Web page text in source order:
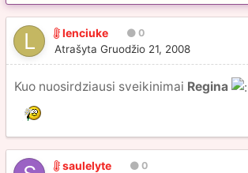
lenciuke 0
Atrašyta Gruodžio 21, 2008
Kuo nuosirdziausi sveikinimai Regina
saulelyte 0